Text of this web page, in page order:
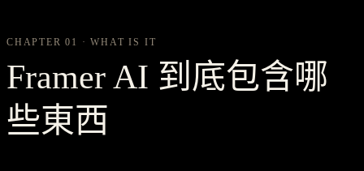
CHAPTER 01 · WHAT IS IT
Framer AI 到底包含哪
些東西